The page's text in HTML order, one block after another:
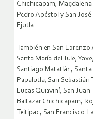
Chichicapam,
Pedro Apóstol y San
Ejutla.
También en San
Santa María del Tule,
Santiago Matatlán, Santa
Papalutla, San Sebastián
Lucas Quiaviní, San Juan
Baltazar Chichicapam,
Teitipac, San Francisco